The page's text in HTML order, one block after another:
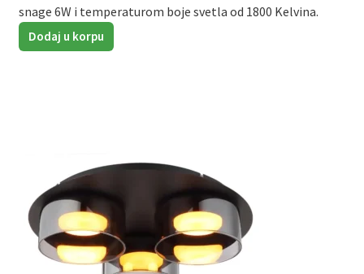
snage 6W i temperaturom boje svetla od 1800 Kelvina.
Dodaj u korpu